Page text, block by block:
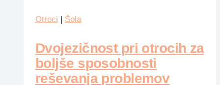
Kako
pripraviti
nanjo?
Otroci | Šola
Dvojezičnost pri otrocih za
boljše sposobnosti
reševanja problemov